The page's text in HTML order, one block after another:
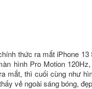
thức ra mắt iPhone
hình Pro Motion
mắt, thì cuối cùng như
vẻ ngoài sáng bóng,